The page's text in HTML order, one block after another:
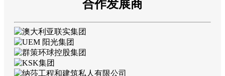
合作发展商